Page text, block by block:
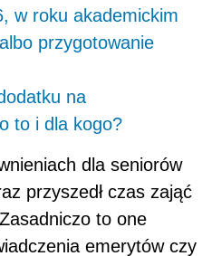
w roku akademickim
przygotowanie
na
to i dla kogo?
dla seniorów
przyszedł czas zająć
to one
emerytów czy